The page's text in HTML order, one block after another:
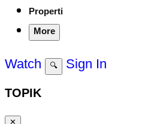
Properti
More
Watch 🔍 Sign In
TOPIK
✕